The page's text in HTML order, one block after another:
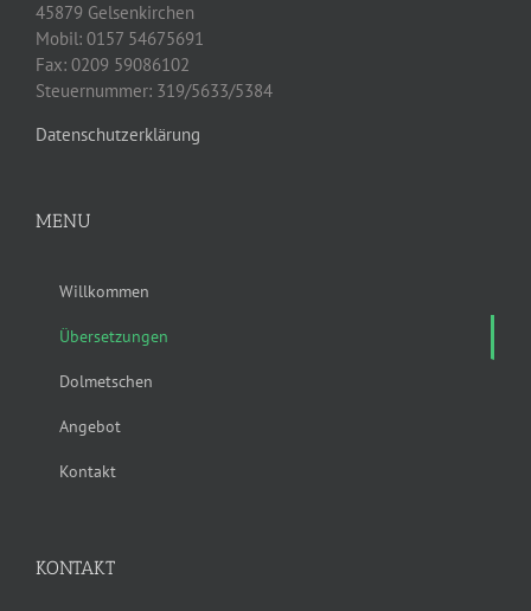
45879 Gelsenkirchen
Mobil: 0157 54675691
Fax: 0209 59086102
Steuernummer: 319/5633/5384
Datenschutzerklärung
MENU
Willkommen
Übersetzungen
Dolmetschen
Angebot
Kontakt
KONTAKT